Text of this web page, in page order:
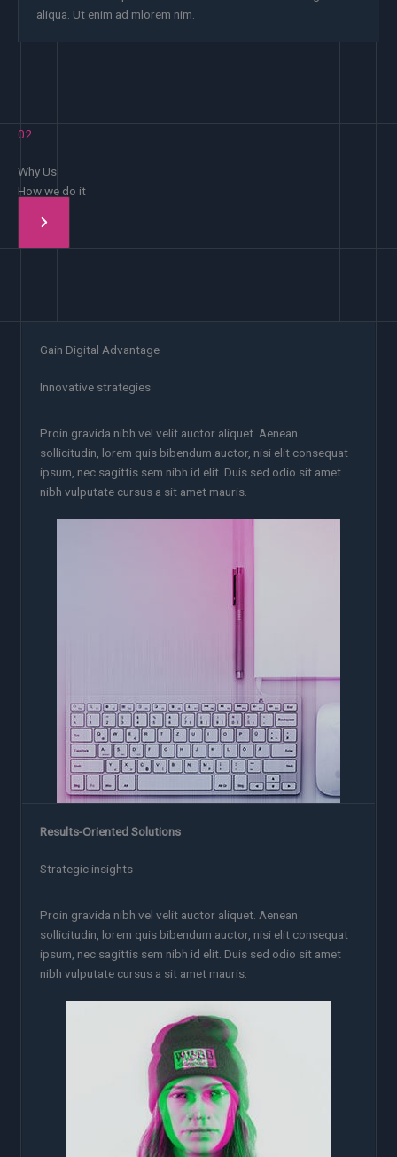
aliqua. Ut enim ad mlorem nim.
02
Why Us
How we do it
Gain Digital Advantage
Innovative strategies
Proin gravida nibh vel velit auctor aliquet. Aenean
sollicitudin, lorem quis bibendum auctor, nisi elit consequat
ipsum, nec sagittis sem nibh id elit. Duis sed odio sit amet
nibh vulputate cursus a sit amet mauris.
Results-Oriented Solutions
Strategic insights
Proin gravida nibh vel velit auctor aliquet. Aenean
sollicitudin, lorem quis bibendum auctor, nisi elit consequat
ipsum, nec sagittis sem nibh id elit. Duis sed odio sit amet
nibh vulputate cursus a sit amet mauris.